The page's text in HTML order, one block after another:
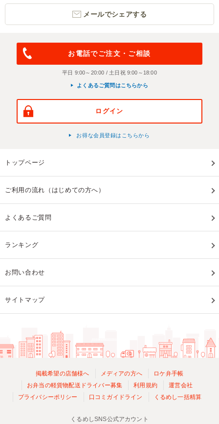
メールでシェアする
お電話でご注文・ご相談
平日 9:00～20:00 / 土日祝 9:00～18:00
よくあるご質問はこちらから
ログイン
お得な会員登録はこちらから
トップページ
ご利用の流れ（はじめての方へ）
よくあるご質問
ランキング
お問い合わせ
サイトマップ
掲載希望の店舗様へ メディアの方へ
ロケ弁手帳
お弁当の軽貨物配送ドライバー募集
利用規約
運営会社
プライバシーポリシー
口コミガイドライン くるめし一括精算
くるめしSNS公式アカウント